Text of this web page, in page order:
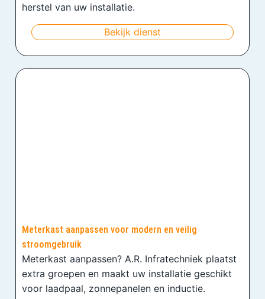
herstel van uw installatie.
Bekijk dienst
Meterkast aanpassen voor modern en veilig
stroomgebruik
Meterkast aanpassen? A.R. Infratechniek plaatst
extra groepen en maakt uw installatie geschikt
voor laadpaal, zonnepanelen en inductie.